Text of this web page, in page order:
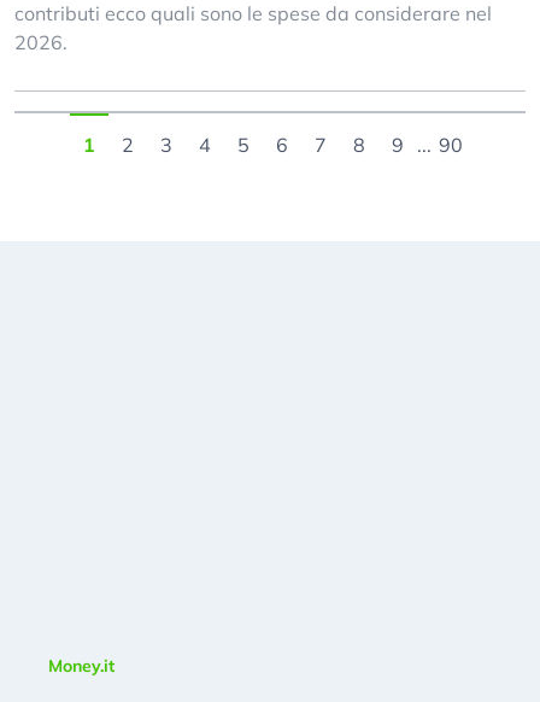
contributi ecco quali sono le spese da considerare nel
2026.
1 2 3 4 5 6 7 8 9 ... 90
Money.it